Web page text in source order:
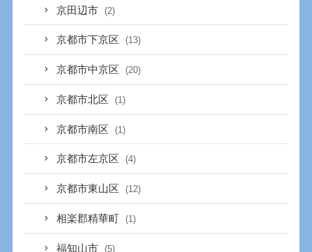
京田辺市 (2)
京都市下京区 (13)
京都市中京区 (20)
京都市北区 (1)
京都市南区 (1)
京都市左京区 (4)
京都市東山区 (12)
相楽郡精華町 (1)
福知山市 (5)